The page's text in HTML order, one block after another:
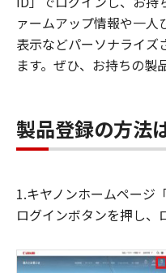
ァームアップ情報や一人
表示などパーソナライズ
ます。ぜひ、お持ちの製
製品登録の方法
1.キヤノンホームページ
ログインボタンを押し、